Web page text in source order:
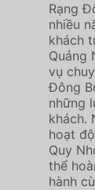
Rạng
nhiều
khách
Quảng
vụ
Đông
những
khách.
hoạt
Quy
thể
hành